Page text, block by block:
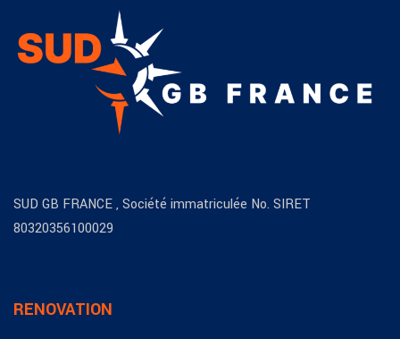
SUD GB FRANCE , Société immatriculée No. SIRET
80320356100029
RENOVATION